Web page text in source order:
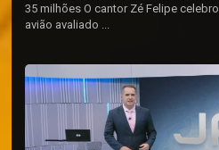
35 milhões O cantor Zé Felipe
avião avaliado ...